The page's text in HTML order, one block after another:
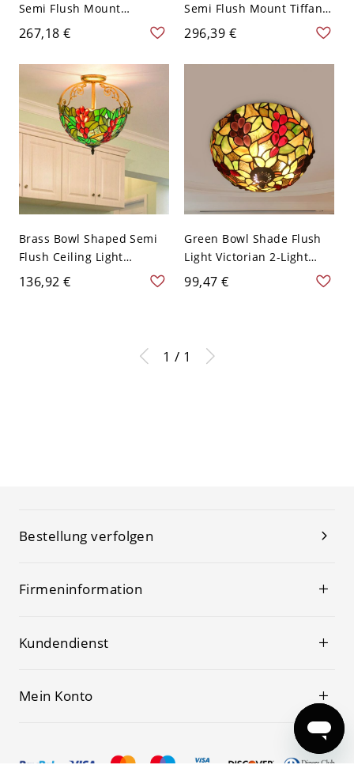
Semi Flush Mount
Bowl/Conical 2-Light
Victorian Ceiling Light
Fixture with Blossom
Pattern - Grün 110V-120V
267,18 €
Semi Flush Mount Tiffany
16"/18" W 2 Bulbs Bronze
Grape Patterned Close to
Ceiling Lamp - Grün 110V-
296,39 €
Brass Bowl Shaped Semi
Flush Ceiling Light
Victorian 2 Lights
Red/Pink/Orange Stained
136,92 €
Green Bowl Shade Flush
Light Victorian 2-Light
Stained Glass Fruit
Patterned Ceiling Flush
99,47 €
1 / 1
Bestellung verfolgen
Firmeninformation
Kundendienst
Mein Konto